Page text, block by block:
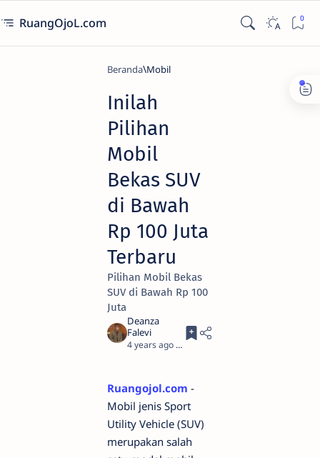
RuangOjoL.com
Beranda Mobil
Inilah
Pilihan
Mobil
Bekas SUV
di Bawah
Rp 100 Juta
Terbaru
Pilihan Mobil Bekas
SUV di Bawah Rp 100
Juta
4 years ago 3
Ruangojol.com -
Mobil jenis Sport
Utility Vehicle (SUV)
merupakan salah